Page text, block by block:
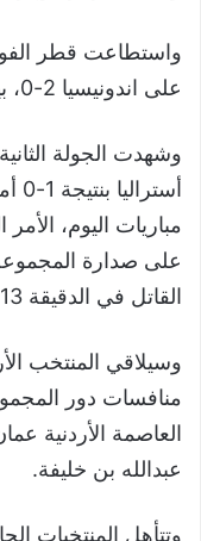
واستطاعت قطر
على اندونيسيا 2-0، بينما تعادل الأردن 0-0 مع أستراليا.
وشهدت الجولة
مباريات اليوم،
على صدارة
القاتل في الدقيقة 13 من الوقت الضائع للشوط الثاني.
وسيلاقي المنتخب
منافسات دور
العاصمة الأردنية
عبدالله بن خليفة.
وتتأهل المنتخبات